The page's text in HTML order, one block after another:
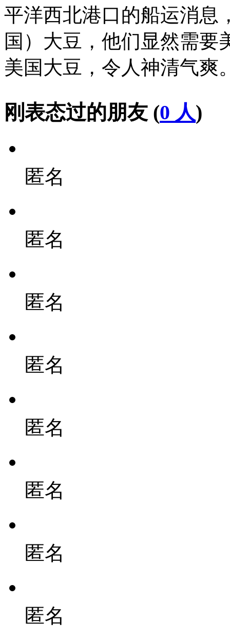
平洋西北港口的船运消息
国）大豆，他们显然需要
美国大豆，令人神清气爽
刚表态过的朋友 (0 人)
匿名
匿名
匿名
匿名
匿名
匿名
匿名
匿名